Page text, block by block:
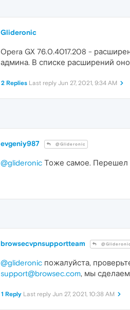
Glideronic
Opera GX 76.0.4017.208 -
админа. В списке расширений
2 Replies Last reply Jun 27, 2021, 9:34 AM
evgeniy987 @Glideronic
@glideronic Тоже самое. Перешел
browsecvpnsupportteam @Glideronic
@glideronic пожалуйста,
support@browsec.com, мы сделаем
1 Reply Last reply Jun 27, 2021, 10:38 AM